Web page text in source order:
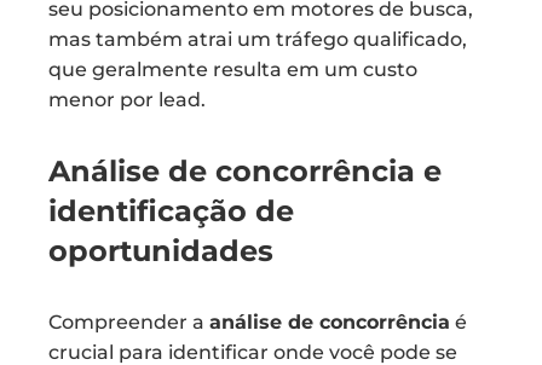
seu posicionamento em motores de busca,
mas também atrai um tráfego qualificado,
que geralmente resulta em um custo
menor por lead.
Análise de concorrência e
identificação de
oportunidades
Compreender a análise de concorrência é
crucial para identificar onde você pode se